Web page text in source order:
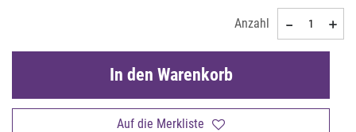
Anzahl
Auf die Merkliste
In den Warenkorb